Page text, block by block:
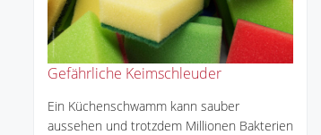
Gefährliche Keimschleuder
Ein Küchenschwamm kann sauber
aussehen und trotzdem Millionen Bakterien